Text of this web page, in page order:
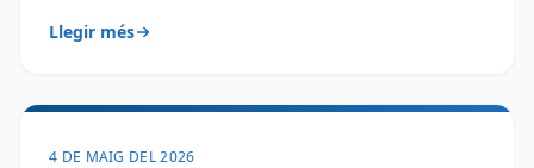
Llegir més
4 DE MAIG DEL 2026